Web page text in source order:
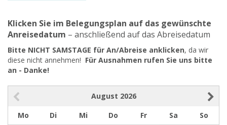
Klicken Sie im Belegungsplan auf das gewünschte
Anreisedatum – anschließend auf das Abreisedatum
Bitte NICHT SAMSTAGE für An/Abreise anklicken, da wir
diese nicht annehmen! Für Ausnahmen rufen Sie uns bitte
an - Danke!
August 2026
Mo
Di Mi Do Fr Sa
So